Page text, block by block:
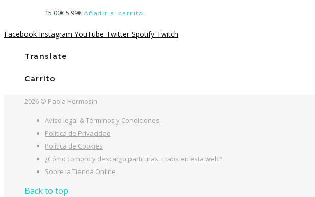
15,00€El
original
5,99€El
actual
Añadir al carrito
Facebook Instagram YouTube Twitter Spotify Twitch
Translate
Carrito
2026 © Paola Hermosín
Aviso legal & Términos y Condiciones
Política de Privacidad
Política de Cookies
¿Cómo compro y descargo partituras + tabs en esta web?
Sobre la Tienda Online
Back to top